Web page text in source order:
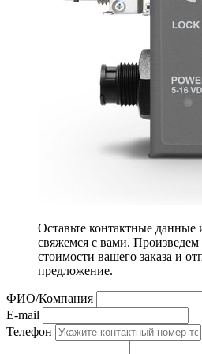
Оставьте контактные данные
свяжемся с вами.
стоимости вашего заказа и
предложение.
ФИО/Компания
E-mail
Телефон